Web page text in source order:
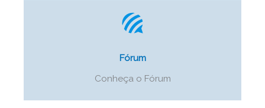
Fórum
Conheça o Fórum